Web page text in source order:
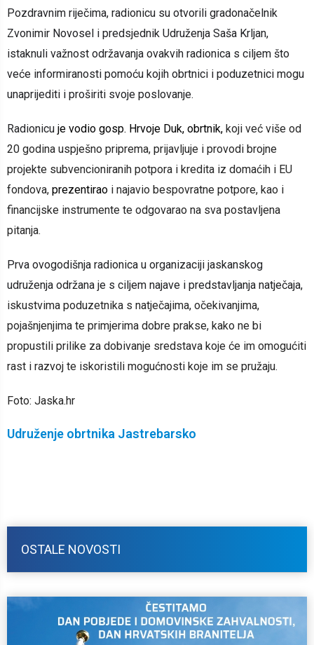
Pozdravnim riječima, radionicu su otvorili gradonačelnik
Zvonimir Novosel i predsjednik Udruženja Saša Krljan,
istaknuli važnost održavanja ovakvih radionica s ciljem što
veće informiranosti pomoću kojih obrtnici i poduzetnici mogu
unaprijediti i proširiti svoje poslovanje.
Radionicu je vodio gosp. Hrvoje Duk, obrtnik, koji već više od
20 godina uspješno priprema, prijavljuje i provodi brojne
projekte subvencioniranih potpora i kredita iz domaćih i EU
fondova, prezentirao i najavio bespovratne potpore, kao i
financijske instrumente te odgovarao na sva postavljena
pitanja.
Prva ovogodišnja radionica u organizaciji jaskanskog
udruženja održana je s ciljem najave i predstavljanja natječaja,
iskustvima poduzetnika s natječajima, očekivanjima,
pojašnjenjima te primjerima dobre prakse, kako ne bi
propustili prilike za dobivanje sredstava koje će im omogućiti
rast i razvoj te iskoristili mogućnosti koje im se pružaju.
Foto: Jaska.hr
Udruženje obrtnika Jastrebarsko
OSTALE NOVOSTI